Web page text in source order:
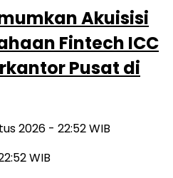
Akuisisi
Fintech ICC
Pusat di
2026 - 22:52 WIB
WIB